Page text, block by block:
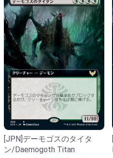
[JPN]デーモゴスのタイタ
ン/Daemogoth Titan